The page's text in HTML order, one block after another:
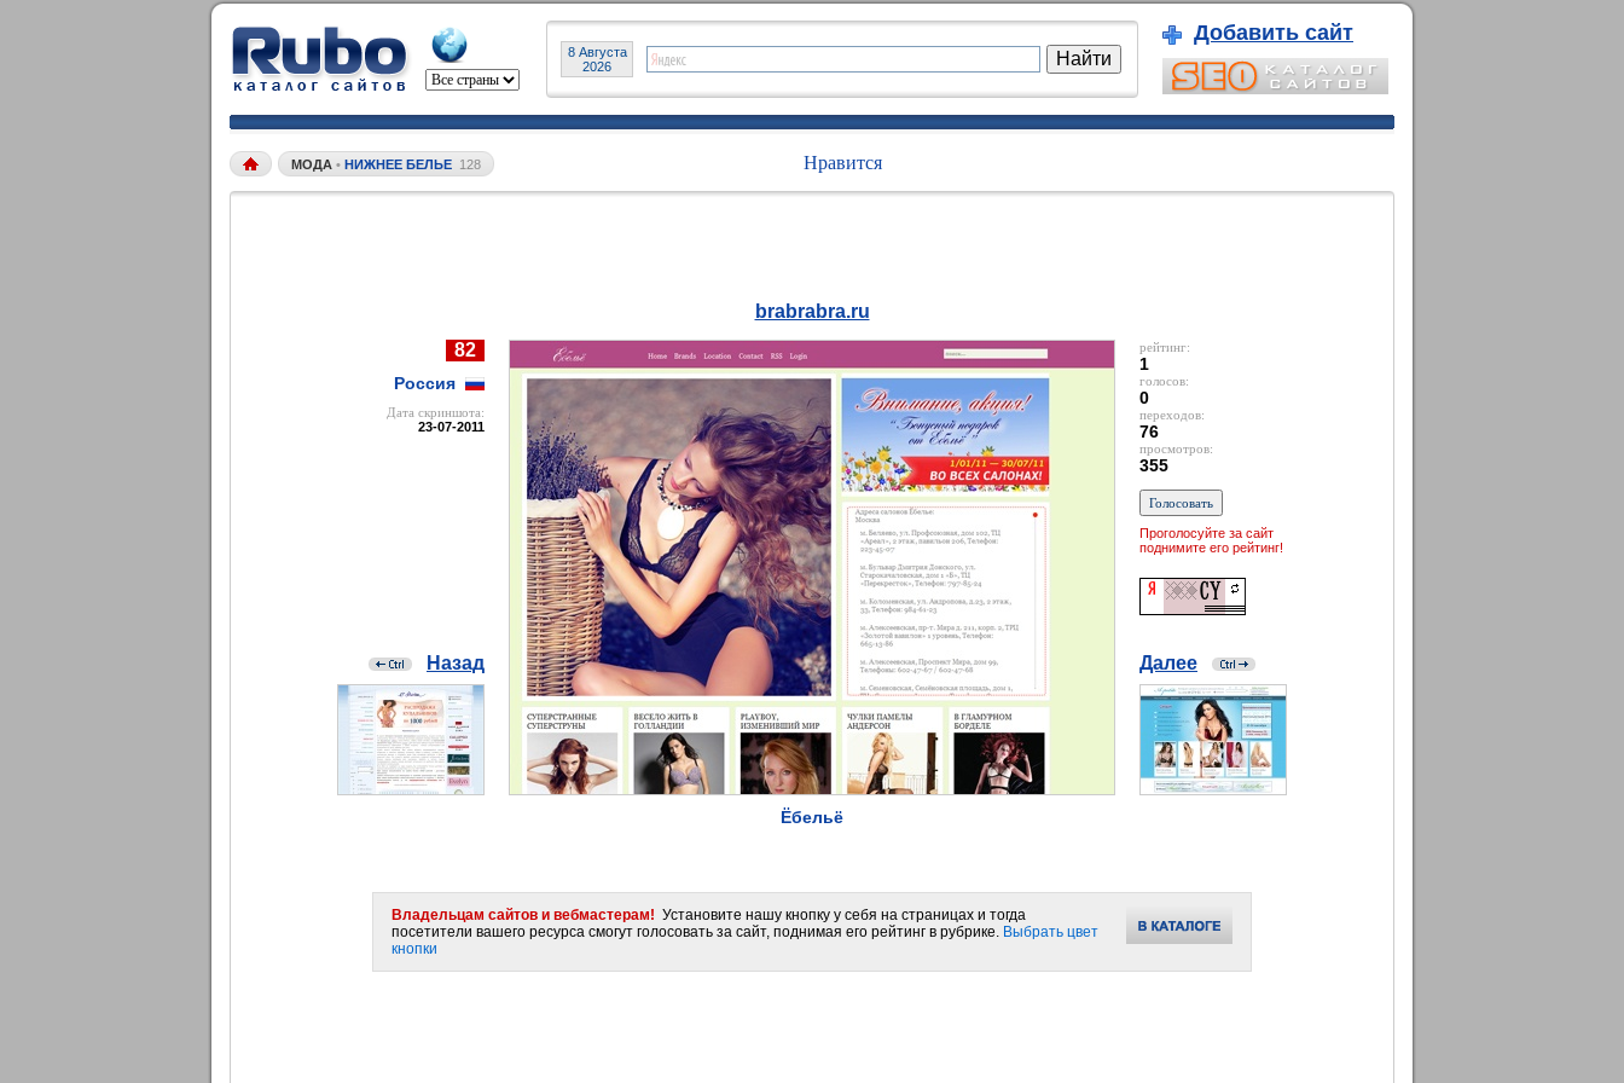
8 Августа
2026
Добавить сайт
МОДА • НИЖНЕЕ БЕЛЬЕ 128 Нравится
82
Россия
Дата cкриншота:
23-07-2011
Назад
brabrabra.ru
Ёбельё
рейтинг:
1
голосов:
0
переходов:
76
просмотров:
355
Проголосуйте за сайт
поднимите его рейтинг!
Далее
Владельцам сайтов и вебмастерам! Установите нашу кнопку у себя на страницах и тогда
посетители вашего ресурса смогут голосовать за сайт, поднимая его рейтинг в рубрике. Выбрать цвет
кнопки